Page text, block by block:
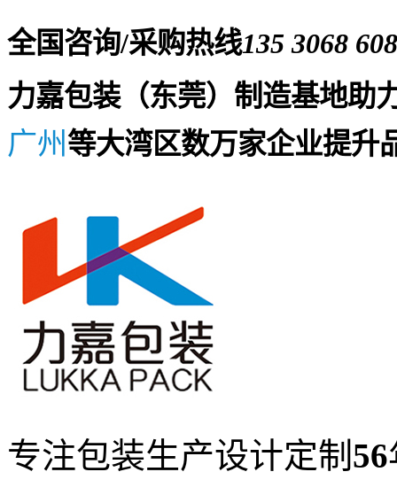
全国咨询/采购热线135 3068
力嘉包装（东莞）制造基地助
广州等大湾区数万家企业提升
专注包装生产设计定制 56